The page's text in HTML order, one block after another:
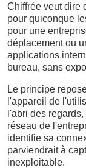
Chiffrée veut dire
pour quiconque
pour une
déplacement ou
applications
bureau, sans
Le principe
l'appareil de
l'abri des
réseau de
identifie sa
parviendrait à
inexploitable.